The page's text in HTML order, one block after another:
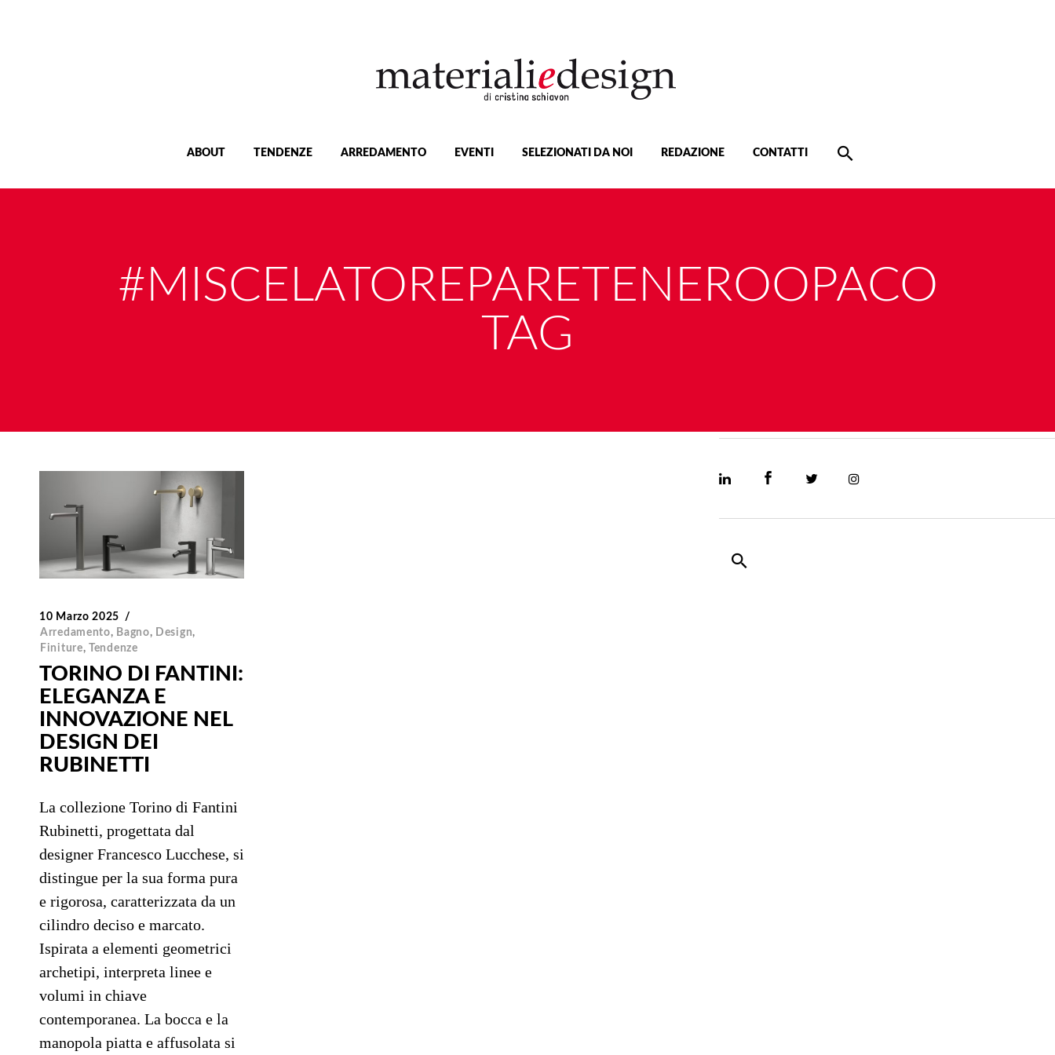
ABOUT TENDENZE ARREDAMENTO EVENTI SELEZIONATI DA NOI REDAZIONE CONTATTI
#MISCELATOREPARETENEROOPACO
TAG
10 Marzo 2025
Arredamento, Bagno, Design,
Finiture, Tendenze
TORINO DI FANTINI:
ELEGANZA E
INNOVAZIONE NEL
DESIGN DEI
RUBINETTI
La collezione Torino di Fantini
Rubinetti, progettata dal
designer Francesco Lucchese, si
distingue per la sua forma pura
e rigorosa, caratterizzata da un
cilindro deciso e marcato.
Ispirata a elementi geometrici
archetipi, interpreta linee e
volumi in chiave
contemporanea. La bocca e la
manopola piatta e affusolata si